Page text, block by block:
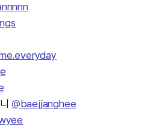
@baejjanghee